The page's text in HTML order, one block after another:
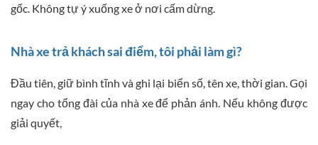
gốc. Không tự ý xuống xe ở nơi cấm dừng.
Nhà xe trả khách sai điểm, tôi phải làm gì?
Đầu tiên, giữ bình tĩnh và ghi lại biển số, tên xe, thời gian. Gọi
ngay cho tổng đài của nhà xe để phản ánh. Nếu không được
giải quyết,